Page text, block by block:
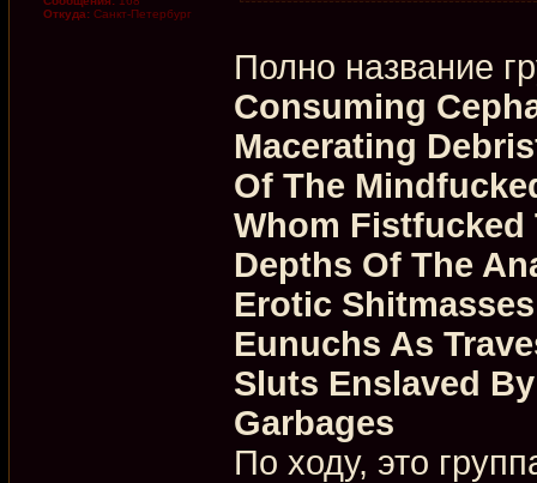
Откуда: Санкт-Петербург
Полно название
Consuming
Macerating
Of The
Whom Fistfucked
Depths Of The
Erotic
Eunuchs As
Sluts Enslaved
Garbages
По ходу, это